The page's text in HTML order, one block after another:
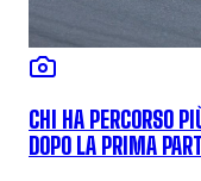
CHI HA PERCORSO
DOPO LA PRIMA